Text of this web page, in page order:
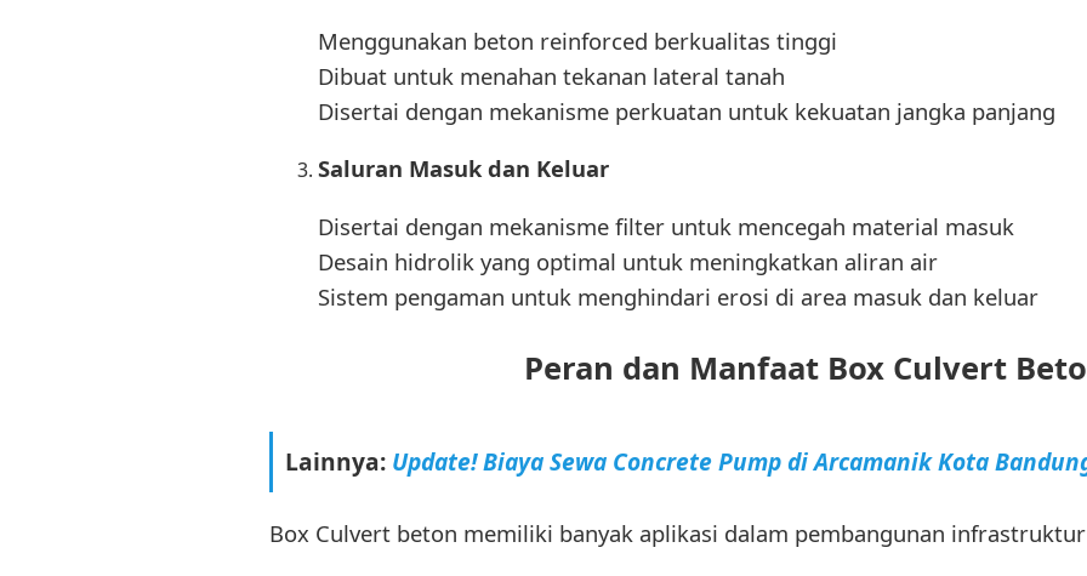
Menggunakan beton reinforced berkualitas tinggi
Dibuat untuk menahan tekanan lateral tanah
Disertai dengan mekanisme perkuatan untuk kekuatan jangka panjang
Saluran Masuk dan Keluar
Disertai dengan mekanisme filter untuk mencegah material masuk
Desain hidrolik yang optimal untuk meningkatkan aliran air
Sistem pengaman untuk menghindari erosi di area masuk dan keluar
Peran dan Manfaat Box Culvert
Lainnya: Update! Biaya Sewa Concrete Pump di Arcamanik Kota
Box Culvert beton memiliki banyak aplikasi dalam pembangunan